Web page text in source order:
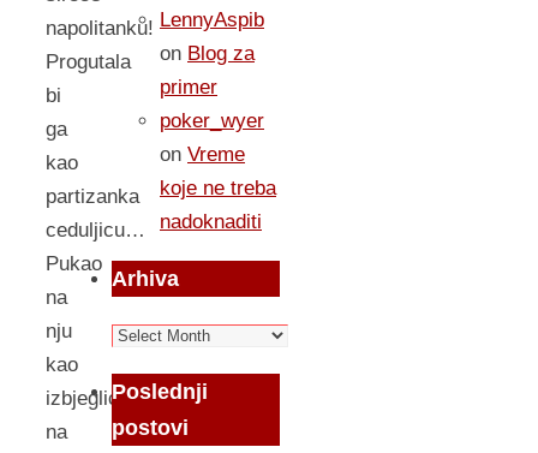
napolitanku!
Progutala
bi
ga
kao
partizanka
ceduljicu…
Pukao
na
nju
kao
izbjeglica
na
LennyAspib
on Blog za
primer
poker_wyer
on Vreme
koje ne treba
nadoknaditi
Arhiva
Arhiva
Poslednji
postovi